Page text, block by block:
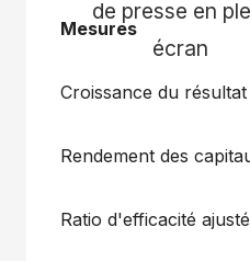
de presse en
écran
Mesures
Croissance du résultat
Rendement des
Ratio d'efficacité ajusté